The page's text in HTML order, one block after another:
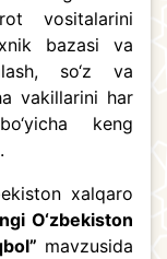
vositalarini
bazasi va
so‘z va
vakillarini har
keng
xalqaro
O‘zbekiston
mavzusida